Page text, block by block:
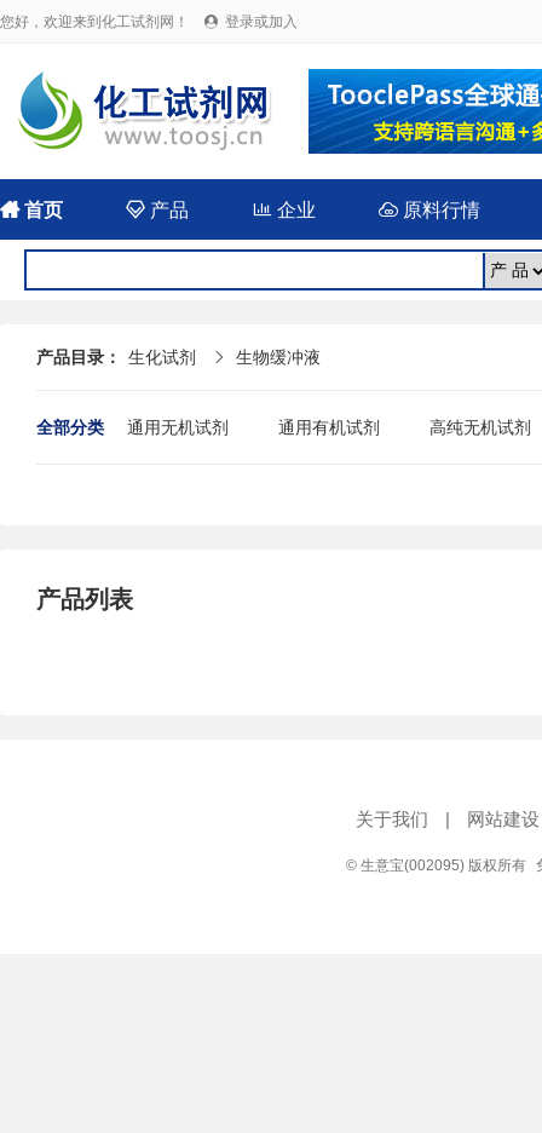
您好，欢迎来到化工试剂网！  登录或加入
首页  产品 企业 原料行情
产品目录： 生化试剂  生物缓冲液
全部分类 通用无机试剂 通用有机试剂 高纯无机试剂
产品列表
关于我们 | 网站建设
© 生意宝(002095) 版权所有